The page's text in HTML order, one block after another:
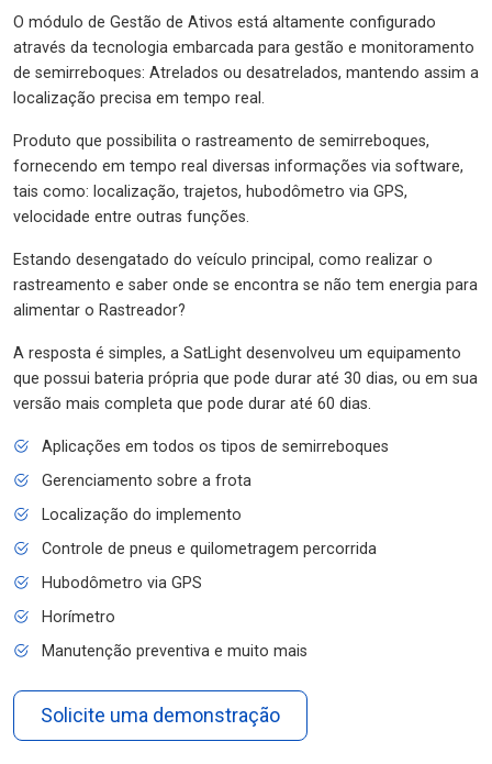
O módulo de Gestão de Ativos está altamente configurado
através da tecnologia embarcada para gestão e monitoramento
de semirreboques: Atrelados ou desatrelados, mantendo assim a
localização precisa em tempo real.
Produto que possibilita o rastreamento de semirreboques,
fornecendo em tempo real diversas informações via software,
tais como: localização, trajetos, hubodômetro via GPS,
velocidade entre outras funções.
Estando desengatado do veículo principal, como realizar o
rastreamento e saber onde se encontra se não tem energia para
alimentar o Rastreador?
A resposta é simples, a SatLight desenvolveu um equipamento
que possui bateria própria que pode durar até 30 dias, ou em sua
versão mais completa que pode durar até 60 dias.
Aplicações em todos os tipos de semirreboques
Gerenciamento sobre a frota
Localização do implemento
Controle de pneus e quilometragem percorrida
Hubodômetro via GPS
Horímetro
Manutenção preventiva e muito mais
Solicite uma demonstração